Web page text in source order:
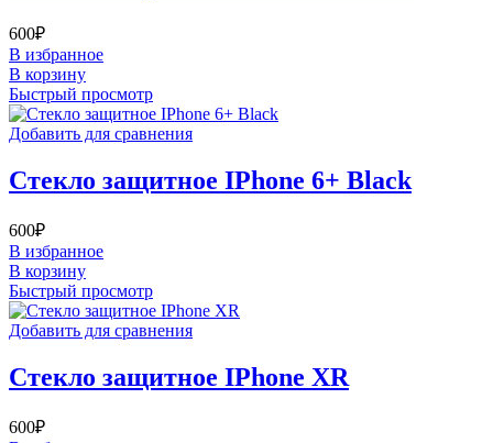
600₽
В избранное
В корзину
Быстрый просмотр
Добавить для сравнения
Стекло защитное IPhone 6+ Black
600₽
В избранное
В корзину
Быстрый просмотр
Добавить для сравнения
Стекло защитное IPhone XR
600₽